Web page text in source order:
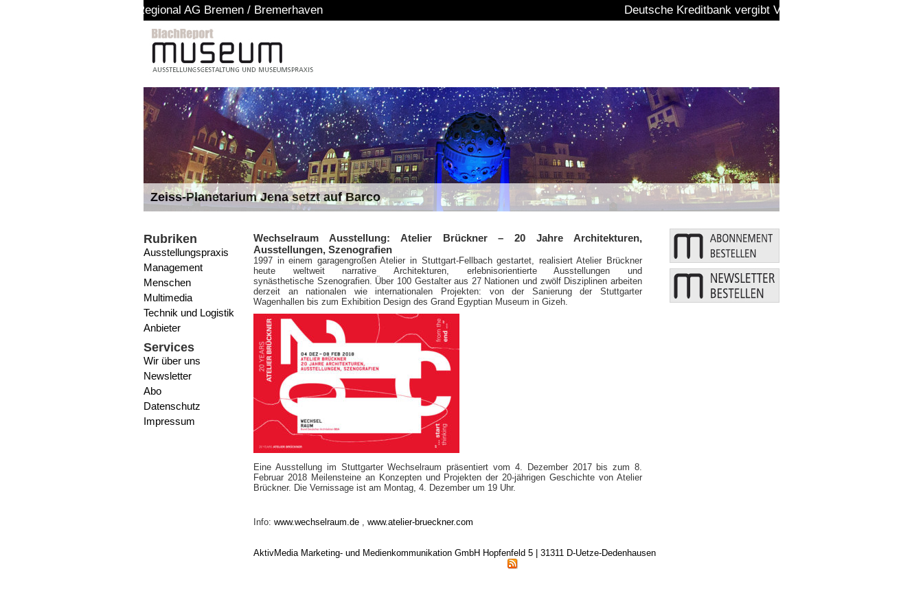
AG Bremen / Bremerhaven Deutsche Kreditbank vergibt VR Kunstpreis
Zeiss-Planetarium Jena setzt auf Barco
Rubriken
Ausstellungspraxis
Management
Menschen
Multimedia
Technik und Logistik
Anbieter
Services
Wir über uns
Newsletter
Abo
Datenschutz
Impressum
Wechselraum Ausstellung: Atelier Brückner – 20 Jahre Architekturen,
Ausstellungen, Szenografien
1997 in einem garagengroßen Atelier in Stuttgart-Fellbach gestartet, realisiert Atelier Brückner
heute weltweit narrative Architekturen, erlebnisorientierte Ausstellungen und
synästhetische Szenografien. Über 100 Gestalter aus 27 Nationen und zwölf Disziplinen arbeiten
derzeit an nationalen wie internationalen Projekten: von der Sanierung der Stuttgarter
Wagenhallen bis zum Exhibition Design des Grand Egyptian Museum in Gizeh.
Eine Ausstellung im Stuttgarter Wechselraum präsentiert vom 4. Dezember 2017 bis zum 8.
Februar 2018 Meilensteine an Konzepten und Projekten der 20-jährigen Geschichte von Atelier
Brückner. Die Vernissage ist am Montag, 4. Dezember um 19 Uhr.
Info: www.wechselraum.de , www.atelier-brueckner.com
AktivMedia Marketing- und Medienkommunikation GmbH Hopfenfeld 5 | 31311 D-Uetze-Dedenhausen